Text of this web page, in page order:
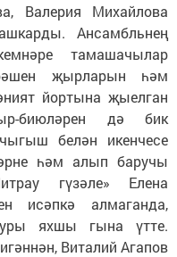
Валерия Михайлова
Ансамбльнең
тамашачылар
җырларын һәм
йортына җыелган
биюләрен дә бик
белән икенчесе
һәм алып баручы
гүзәле» Елена
исәпкә алмаганда,
яхшы гына үтте.
Виталий Агапов